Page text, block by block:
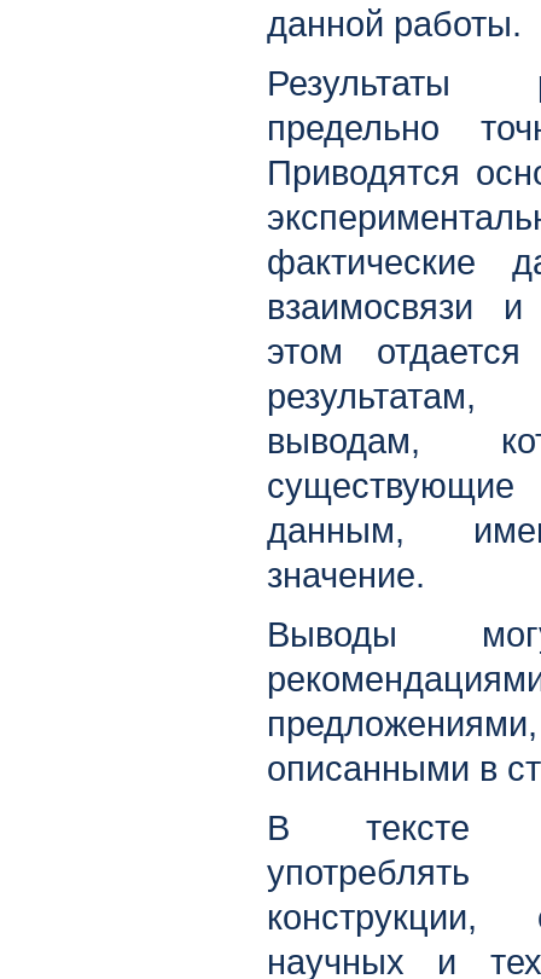
данной работы.
Результаты
предельно
Приводятся
фактические
взаимосвязи
этом
выводам,
данным,
значение.
Выводы
описанными в
В тексте
конструкции,
научных и